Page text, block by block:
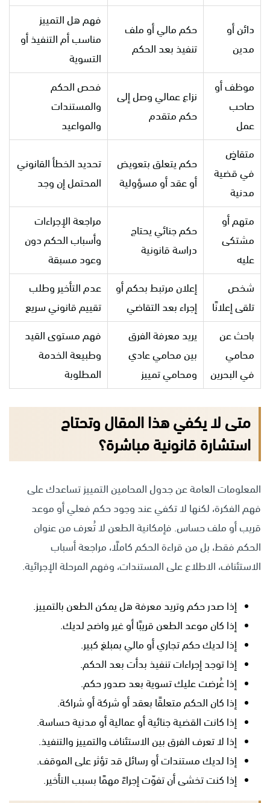
دائن أو
مدين
حكم مالي أو ملف
تنفيذ بعد الحكم
فهم هل التمييز
مناسب أم التنفيذ أو
التسوية
موظف أو
صاحب
عمل
نزاع عمالي وصل إلى
حكم متقدم
فحص الحكم
والمستندات
والمواعيد
متقاضٍ
في قضية
مدنية
حكم يتعلق بتعويض
أو عقد أو مسؤولية
تحديد الخطأ القانوني
المحتمل إن وجد
متهم أو
مشتكى
عليه
حكم جنائي يحتاج
دراسة قانونية
مراجعة الإجراءات
وأسباب الحكم دون
وعود مسبقة
شخص
تلقى إعلانًا
إعلان مرتبط بحكم أو
إجراء بعد التقاضي
عدم التأخير وطلب
تقييم قانوني سريع
باحث عن
محامي
في البحرين
يريد معرفة الفرق
بين محامي عادي
ومحامي تمييز
فهم مستوى القيد
وطبيعة الخدمة
المطلوبة
متى لا يكفي هذا المقال وتحتاج
استشارة قانونية مباشرة؟
المعلومات العامة عن جدول المحامين التمييز تساعدك على
فهم الفكرة، لكنها لا تكفي عند وجود حكم فعلي أو موعد
قريب أو ملف حساس. فإمكانية الطعن لا تُعرف من عنوان
الحكم فقط، بل من قراءة الحكم كاملًا، مراجعة أسباب
الاستئناف، الاطلاع على المستندات، وفهم المرحلة الإجرائية.
إذا صدر حكم وتريد معرفة هل يمكن الطعن بالتمييز.
إذا كان موعد الطعن قريبًا أو غير واضح لديك.
إذا لديك حكم تجاري أو مالي بمبلغ كبير.
إذا توجد إجراءات تنفيذ بدأت بعد الحكم.
إذا عُرضت عليك تسوية بعد صدور حكم.
إذا كان الحكم متعلقًا بعقد أو شركة أو شراكة.
إذا كانت القضية جنائية أو عمالية أو مدنية حساسة.
إذا لا تعرف الفرق بين الاستئناف والتمييز والتنفيذ.
إذا لديك مستندات أو رسائل قد تؤثر على الموقف.
إذا كنت تخشى أن تفوّت إجراءً مهمًا بسبب التأخير.